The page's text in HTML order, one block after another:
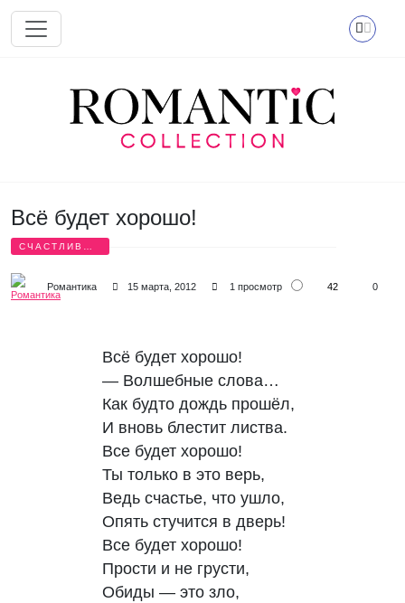
Перейти к основному содержанию
Всё будет хорошо!
СЧАСТЛИВЫЕ
Романтика 15 марта, 2012 1 просмотр 42 0
Всё будет хорошо!
— Волшебные слова…
Как будто дождь прошёл,
И вновь блестит листва.
Все будет хорошо!
Ты только в это верь,
Ведь счастье, что ушло,
Опять стучится в дверь!
Все будет хорошо!
Прости и не грусти,
Обиды — это зло,